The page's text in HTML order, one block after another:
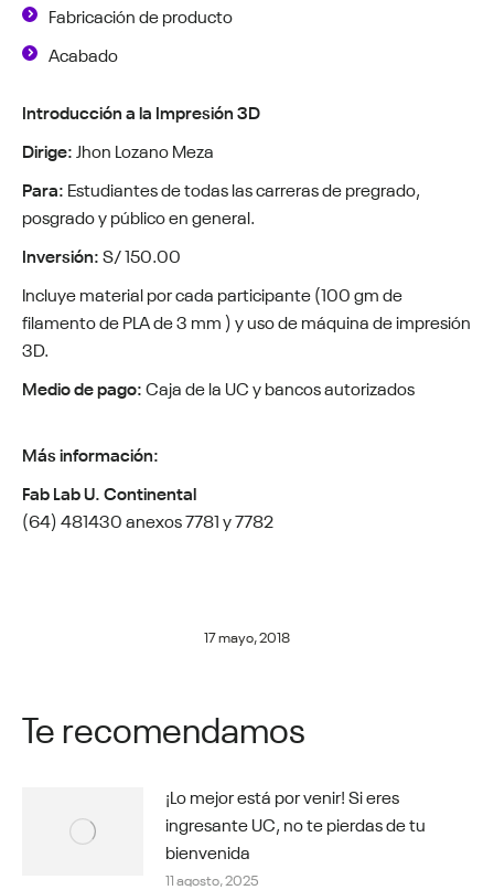
Fabricación de producto
Acabado
Introducción a la Impresión 3D
Dirige: Jhon Lozano Meza
Para: Estudiantes de todas las carreras de pregrado,
posgrado y público en general.
Inversión:S/ 150.00
Incluye material por cada participante (100 gm de
filamento de PLA de 3 mm ) y uso de máquina de impresión
3D.
Medio de pago:Caja de la UC y bancos autorizados
Más información:
Fab Lab U. Continental
(64) 481430 anexos 7781 y 7782
17 mayo, 2018
Te recomendamos
¡Lo mejor está por venir! Si eres
ingresante UC, no te pierdas de tu
bienvenida
11 agosto, 2025